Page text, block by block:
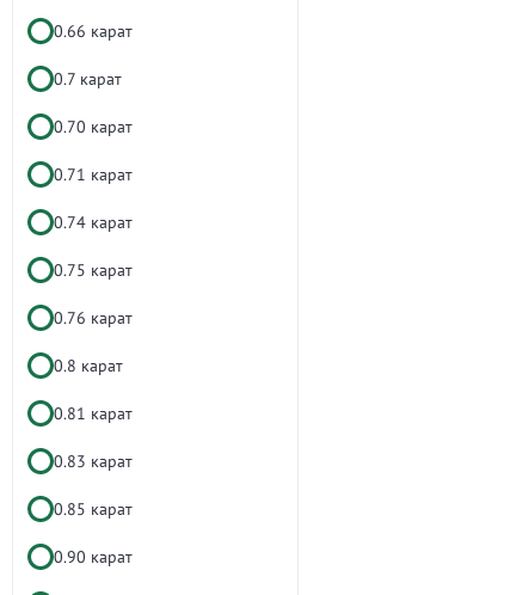
0.66 карат
0.7 карат
0.70 карат
0.71 карат
0.74 карат
0.75 карат
0.76 карат
0.8 карат
0.81 карат
0.83 карат
0.85 карат
0.90 карат